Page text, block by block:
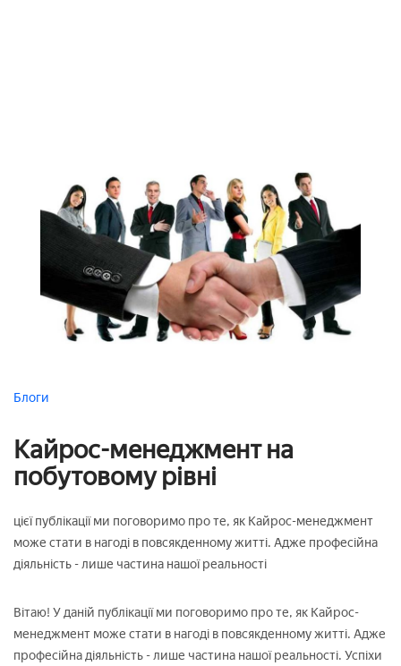
Блоги
Кайрос-менеджмент на
побутовому рівні
цієї публікації ми поговоримо про те, як Кайрос-менеджмент
може стати в нагоді в повсякденному житті. Адже професійна
діяльність - лише частина нашої реальності
Вітаю! У даній публікації ми поговоримо про те, як Кайрос-
менеджмент може стати в нагоді в повсякденному житті. Адже
професійна діяльність - лише частина нашої реальності. Успіхи